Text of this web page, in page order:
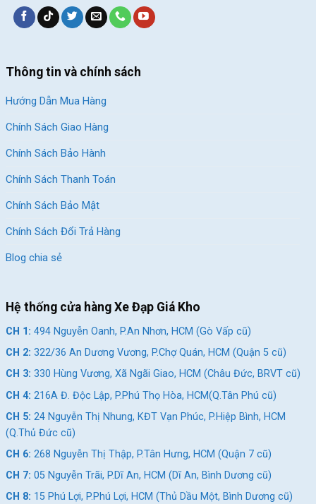
Thông tin và chính sách
Hướng Dẫn Mua Hàng
Chính Sách Giao Hàng
Chính Sách Bảo Hành
Chính Sách Thanh Toán
Chính Sách Bảo Mật
Chính Sách Đổi Trả Hàng
Blog chia sẻ
Hệ thống cửa hàng Xe Đạp Giá Kho
CH 1: 494 Nguyễn Oanh, P.An Nhơn, HCM (Gò Vấp cũ)
CH 2: 322/36 An Dương Vương, P.Chợ Quán, HCM (Quận 5 cũ)
CH 3: 330 Hùng Vương, Xã Ngãi Giao, HCM (Châu Đức, BRVT cũ)
CH 4: 216A Đ. Độc Lập, P.Phú Thọ Hòa, HCM(Q.Tân Phú cũ)
CH 5: 24 Nguyễn Thị Nhung, KĐT Vạn Phúc, P.Hiệp Bình, HCM
(Q.Thủ Đức cũ)
CH 6: 268 Nguyễn Thị Thập, P.Tân Hưng, HCM (Quận 7 cũ)
CH 7: 05 Nguyễn Trãi, P.Dĩ An, HCM (Dĩ An, Bình Dương cũ)
CH 8: 15 Phú Lợi, P.Phú Lợi, HCM (Thủ Dầu Một, Bình Dương cũ)